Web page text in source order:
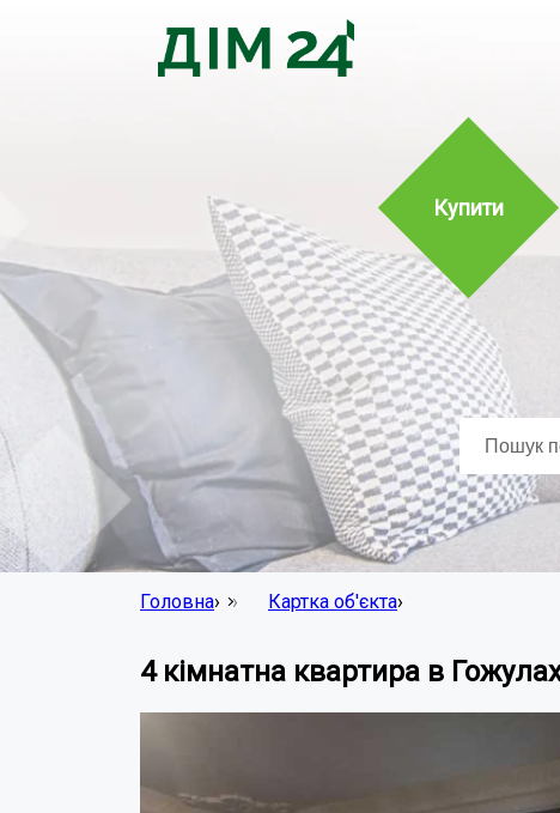
Купити
Головна› Картка об'єкта›
4 кімнатна квартира в